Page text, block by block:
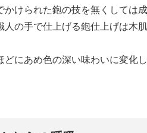
けられた鉋の技を無くしては成
の手で仕上げる鉋仕上げは木
にあめ色の深い味わいに変化し